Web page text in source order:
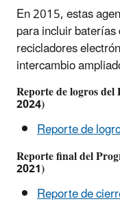
En 2015, estas
para incluir
recicladores
intercambio
Reporte de logros
2024)
Reporte de
Reporte final del
2021)
Reporte de